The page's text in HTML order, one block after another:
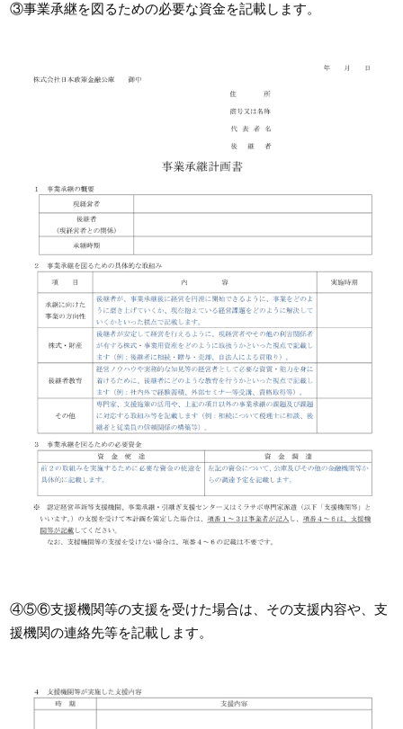
③事業承継を図るための必要な資金を記載します。
④⑤⑥支援機関等の支援を受けた場合は、その支援内容や、支
援機関の連絡先等を記載します。